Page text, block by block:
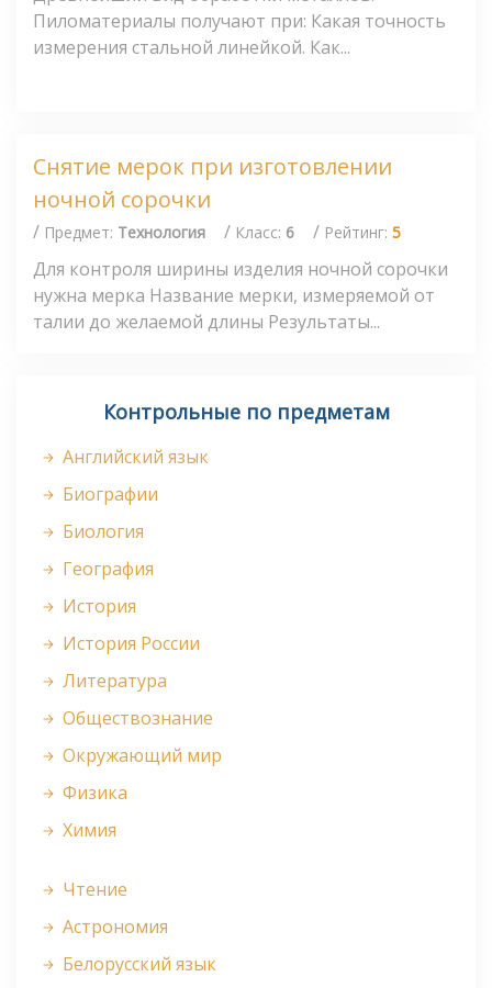
Пиломатериалы получают при: Какая точность
измерения стальной линейкой. Как...
Снятие мерок при изготовлении
ночной сорочки
/ Предмет: Технология / Класс: 6 / Рейтинг: 5
Для контроля ширины изделия ночной сорочки
нужна мерка Название мерки, измеряемой от
талии до желаемой длины Результаты...
Контрольные по предметам
Английский язык
Биографии
Биология
География
История
История России
Литература
Обществознание
Окружающий мир
Физика
Химия
Чтение
Астрономия
Белорусский язык